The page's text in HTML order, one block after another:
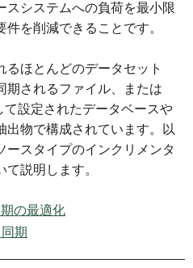
スシステムへの負荷を最小限
を削減できることです。
るほとんどのデータセット
期されるファイル、または
設定されたデータベースや
出物で構成されています。以
ースタイプのインクリメンタ
説明します。
の最適化
期